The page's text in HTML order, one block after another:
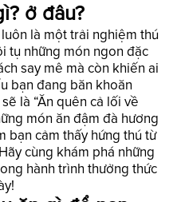
ở đâu?
là một trải nghiệm thú
tụ những món ngon đặc
say mê mà còn khiến ai
bạn đang băn khoăn
là “Ăn quên cả lối về
món ăn đậm đà hương
bạn cảm thấy hứng thú từ
cùng khám phá những
hành trình thưởng thức